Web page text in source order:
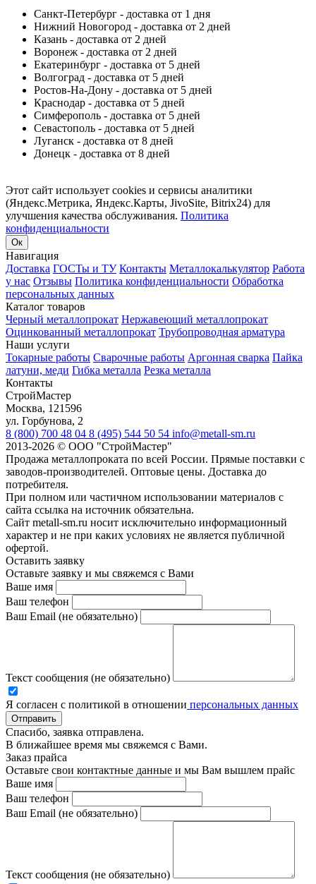
Санкт-Петербург - доставка от 1 дня
Нижний Новогород - доставка от 2 дней
Казань - доставка от 2 дней
Воронеж - доставка от 2 дней
Екатеринбург - доставка от 5 дней
Волгоград - доставка от 5 дней
Ростов-На-Дону - доставка от 5 дней
Краснодар - доставка от 5 дней
Симферополь - доставка от 5 дней
Севастополь - доставка от 5 дней
Луганск - доставка от 8 дней
Донецк - доставка от 8 дней
Этот сайт использует cookies и сервисы аналитики
(Яндекс.Метрика, Яндекс.Карты, JivoSite, Bitrix24) для
улучшения качества обслуживания. Политика
конфиденциальности
Ок
Навигация
Доставка ГОСТы и ТУ Контакты Металлокалькулятор Работа
у нас Отзывы Политика конфиденциальности Обработка
персональных данных
Каталог товаров
Черный металлопрокат Нержавеющий металлопрокат
Оцинкованный металлопрокат Трубопроводная арматура
Наши услуги
Токарные работы Сварочные работы Аргонная сварка Пайка
латуни, меди Гибка металла Резка металла
Контакты
СтройМастер
Москва, 121596
ул. Горбунова, 2
8 (800) 700 48 04 8 (495) 544 50 54 info@metall-sm.ru
2013-2026 © ООО "СтройМастер"
Продажа металлопроката по всей России. Прямые поставки с
заводов-производителей. Оптовые цены. Доставка до
потребителя.
При полном или частичном использовании материалов с
сайта ссылка на источник обязательна.
Сайт metall-sm.ru носит исключительно информационный
характер и не при каких условиях не является публичной
офертой.
Оставить заявку
Оставьте заявку и мы свяжемся с Вами
Ваше имя
Ваш телефон
Ваш Email (не обязательно)
Текст сообщения (не обязательно)
Я согласен с политикой в отношении персональных данных
Отправить
Спасибо, заявка отправлена.
В ближайшее время мы свяжемся с Вами.
Заказ прайса
Оставьте свои контактные данные и мы Вам вышлем прайс
Ваше имя
Ваш телефон
Ваш Email (не обязательно)
Текст сообщения (не обязательно)